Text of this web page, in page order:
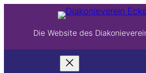
Die Website des